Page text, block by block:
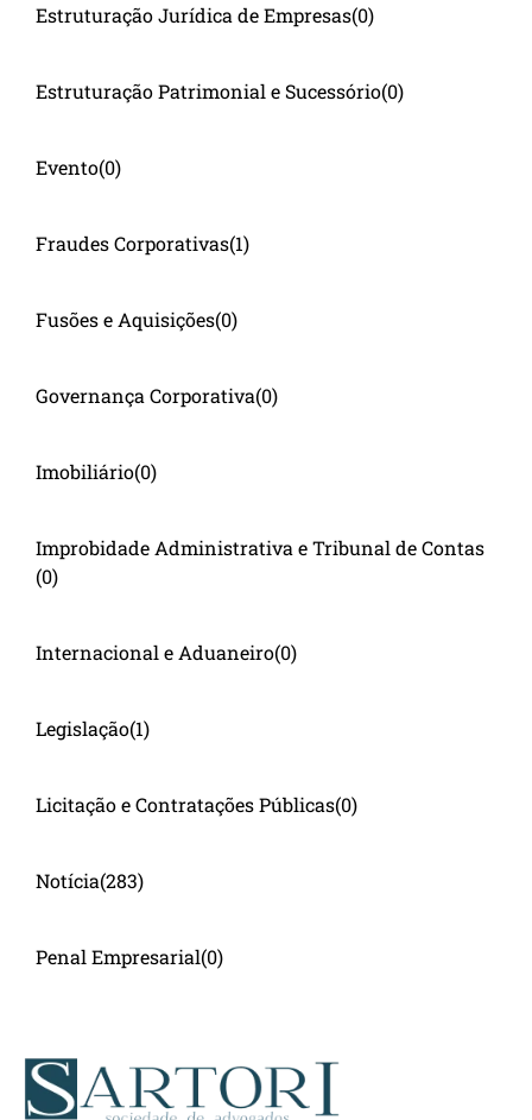
Estruturação Jurídica de Empresas(0)
Estruturação Patrimonial e Sucessório(0)
Evento(0)
Fraudes Corporativas(1)
Fusões e Aquisições(0)
Governança Corporativa(0)
Imobiliário(0)
Improbidade Administrativa e Tribunal de Contas
(0)
Internacional e Aduaneiro(0)
Legislação(1)
Licitação e Contratações Públicas(0)
Notícia(283)
Penal Empresarial(0)